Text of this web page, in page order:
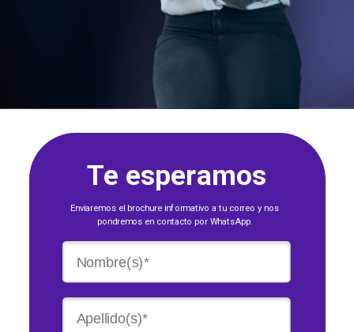
Te esperamos
Enviaremos el brochure informativo a tu correo y nos
pondremos en contacto por WhatsApp.